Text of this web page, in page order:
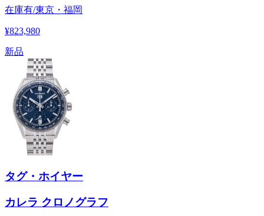
在庫有/東京・福岡
¥823,980
新品
タグ・ホイヤー
カレラ クロノグラフ